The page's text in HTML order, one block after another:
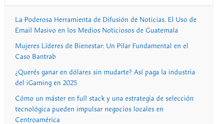
La Poderosa Herramienta de Difusión de Noticias. El Uso de
Email Masivo en los Medios Noticiosos de Guatemala
Mujeres Líderes de Bienestar: Un Pilar Fundamental en el
Caso Bantrab
¿Querés ganar en dólares sin mudarte? Así paga la industria
del iGaming en 2025
Cómo un máster en full stack y una estrategia de selección
tecnológica pueden impulsar negocios locales en
Centroamérica